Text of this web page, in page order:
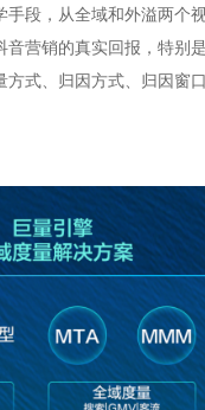
段，从全域和外溢两个
营销的真实回报，特别
式、归因方式、归因窗